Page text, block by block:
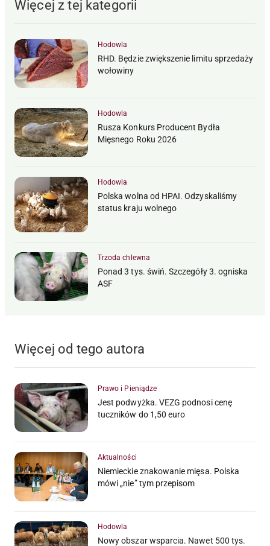
Więcej z tej kategorii
Hodowla
RHD. Będzie zwiększenie limitu sprzedaży
wołowiny
Hodowla
Rusza Konkurs Producent Bydła
Mięsnego Roku 2026
Hodowla
Polska wolna od HPAI. Odzyskaliśmy
status kraju wolnego
Trzoda chlewna
Ponad 3 tys. świń. Szczegóły 3. ogniska
ASF
Więcej od tego autora
Prawo i Pieniądze
Jest podwyżka. VEZG podnosi cenę
tuczników do 1,50 euro
Aktualności
Niemieckie znakowanie mięsa. Polska
mówi „nie” tym przepisom
Hodowla
Nowy obszar wsparcia. Nawet 500 tys.